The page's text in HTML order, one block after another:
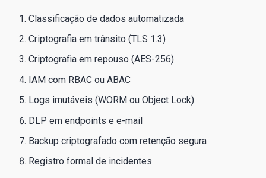
Classificação de dados automatizada
Criptografia em trânsito (TLS 1.3)
Criptografia em repouso (AES-256)
IAM com RBAC ou ABAC
Logs imutáveis (WORM ou Object Lock)
DLP em endpoints e e-mail
Backup criptografado com retenção segura
Registro formal de incidentes